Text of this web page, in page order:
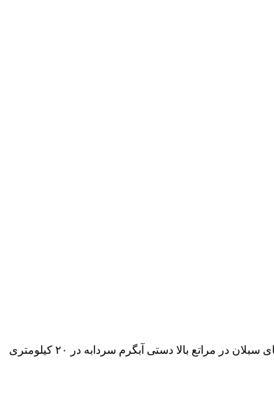
به گزارش خبرنگار سیاسی پایگاه خبری و تحلیلی «چشمه لر»، یئدی بولوک آبگرم معدنی با ترکیبات شیمیائی مختلف است که از دل طبیعت دامنه زیبای سبلان در مراتع بالا دستی آبگرم سردابه در ۲۰ کیلومتری